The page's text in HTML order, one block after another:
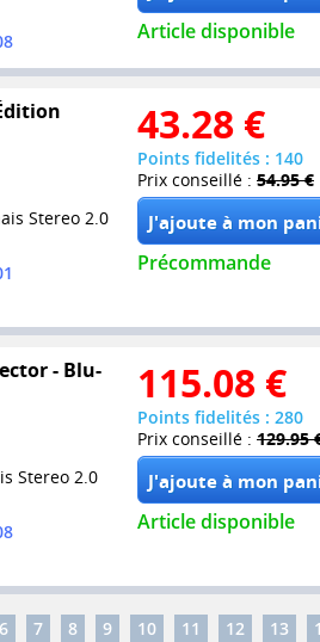
Article disponible
Stereo 2.0
43.28 €
Points fidelités : 140
Prix conseillé : 54.95 €
Précommande
- Blu-
Stereo 2.0
115.08 €
Points fidelités : 280
Prix conseillé : 129.95
Article disponible
6 7 8 9 10 11 12 13